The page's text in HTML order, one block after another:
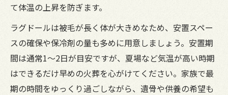
て体温の上昇を防ぎます。
ラグドールは被毛が長く体が大きめなため、安置スペー
スの確保や保冷剤の量も多めに用意しましょう。安置期
間は通常1～2日が目安ですが、夏場など気温が高い時期
はできるだけ早めの火葬を心がけてください。家族で最
期の時間をゆっくり過ごしながら、遺骨や供養の希望も